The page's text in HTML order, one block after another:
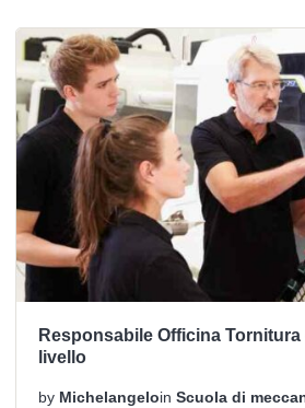
Responsabile Officina Tornitura
livello
by Michelangeloin Scuola di